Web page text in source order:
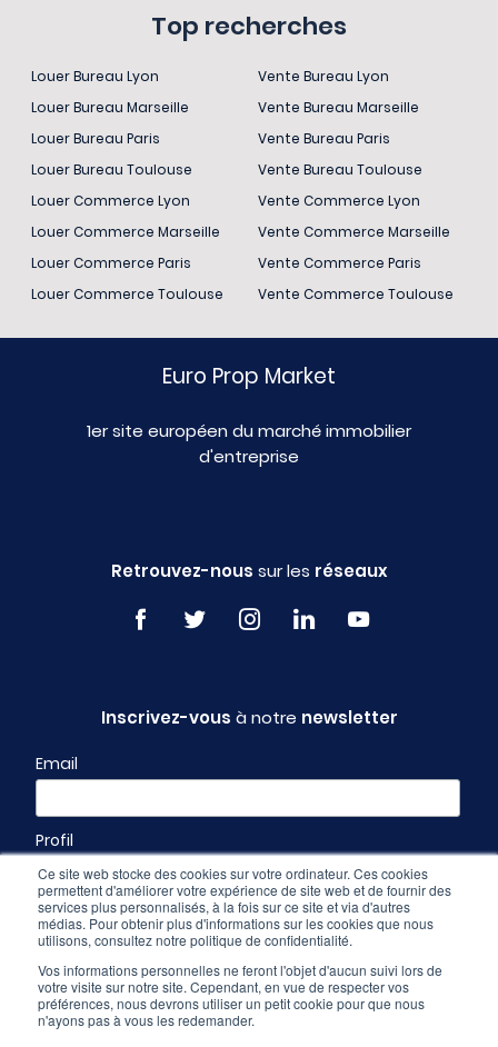
Ce site web stocke des cookies sur votre ordinateur. Ces cookies
permettent d'améliorer votre expérience de site web et de fournir des
services plus personnalisés, à la fois sur ce site et via d'autres
médias. Pour obtenir plus d'informations sur les cookies que nous
utilisons, consultez notre politique de confidentialité.
Vos informations personnelles ne feront l'objet d'aucun suivi lors de
votre visite sur notre site. Cependant, en vue de respecter vos
préférences, nous devrons utiliser un petit cookie pour que nous
n'ayons pas à vous les redemander.
Top recherches
Louer Bureau Lyon
Louer Bureau Marseille
Louer Bureau Paris
Louer Bureau Toulouse
Louer Commerce Lyon
Louer Commerce Marseille
Louer Commerce Paris
Louer Commerce Toulouse
Vente Bureau Lyon
Vente Bureau Marseille
Vente Bureau Paris
Vente Bureau Toulouse
Vente Commerce Lyon
Vente Commerce Marseille
Vente Commerce Paris
Vente Commerce Toulouse
Euro Prop Market
1er site européen du marché immobilier
d'entreprise
Retrouvez-nous sur les réseaux
Inscrivez-vous à notre newsletter
Email
Profil
Espace pro - CGU & mentions légales